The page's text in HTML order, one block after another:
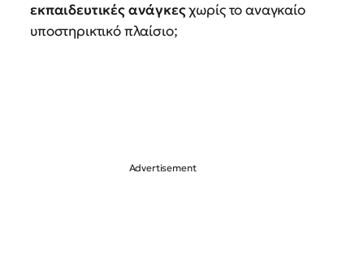
εκπαιδευτικές ανάγκεςχωρίς το αναγκαίο
υποστηρικτικό πλαίσιο;